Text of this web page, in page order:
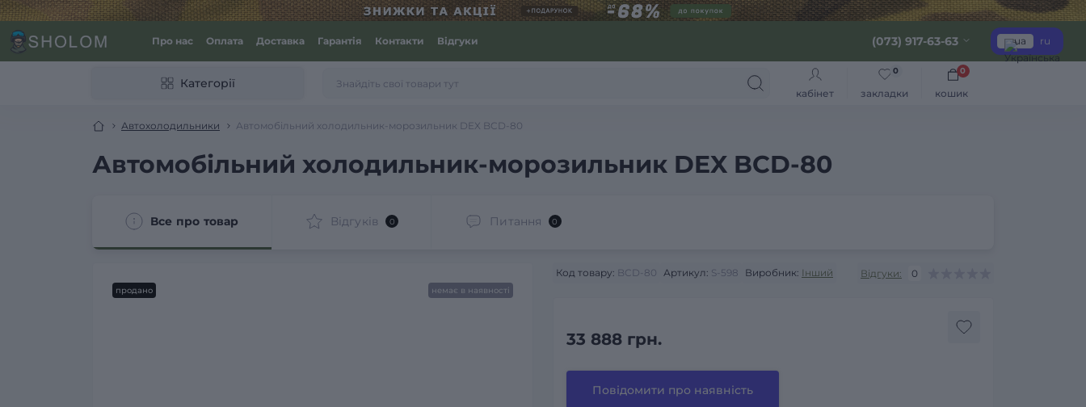
Про нас Оплата Доставка Гарантія Контакти Відгуки (073) 917-63-63 ua ru
Категорії
кабінет закладки
0
кошик
0
Автохолодильники Автомобільний холодильник-морозильник DEX BCD-80
Автомобільний холодильник-морозильник DEX BCD-80
Все про товар Відгуків 0 Питання 0
продано немає в наявності
Код товару: BCD-80 Артикул: S-598 Виробник: Інший Відгуки: 0
33 888 грн.
Повідомити про наявність